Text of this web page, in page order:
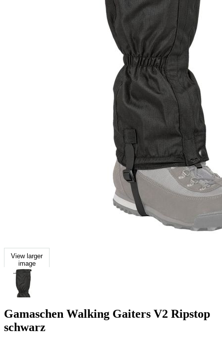
View larger
image
Gamaschen Walking Gaiters V2 Ripstop
schwarz